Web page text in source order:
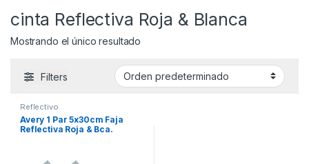
cinta Reflectiva Roja & Blanca
Mostrando el único resultado
Filters
Reflectivo
Avery 1 Par 5x30cm Faja
Reflectiva Roja & Bca.